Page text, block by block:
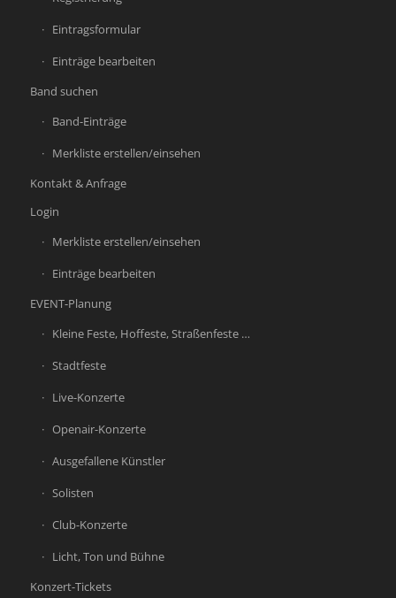
Eintragsformular
Einträge bearbeiten
Band suchen
Band-Einträge
Merkliste erstellen/einsehen
Kontakt & Anfrage
Login
Merkliste erstellen/einsehen
Einträge bearbeiten
EVENT-Planung
Kleine Feste, Hoffeste, Straßenfeste …
Stadtfeste
Live-Konzerte
Openair-Konzerte
Ausgefallene Künstler
Solisten
Club-Konzerte
Licht, Ton und Bühne
Konzert-Tickets